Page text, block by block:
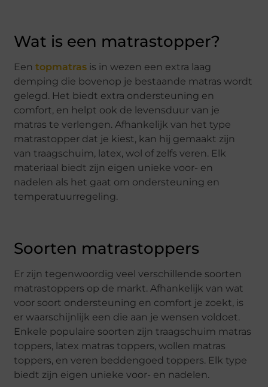
Wat is een matrastopper?
Eentopmatras is in wezen een extra laag
demping die bovenop je bestaande matras wordt
gelegd. Het biedt extra ondersteuning en
comfort, en helpt ook de levensduur van je
matras te verlengen. Afhankelijk van het type
matrastopper dat je kiest, kan hij gemaakt zijn
van traagschuim, latex, wol of zelfs veren. Elk
materiaal biedt zijn eigen unieke voor- en
nadelen als het gaat om ondersteuning en
temperatuurregeling.
Soorten matrastoppers
Er zijn tegenwoordig veel verschillende soorten
matrastoppers op de markt. Afhankelijk van wat
voor soort ondersteuning en comfort je zoekt, is
er waarschijnlijk een die aan je wensen voldoet.
Enkele populaire soorten zijn traagschuim matras
toppers, latex matras toppers, wollen matras
toppers, en veren beddengoed toppers. Elk type
biedt zijn eigen unieke voor- en nadelen.